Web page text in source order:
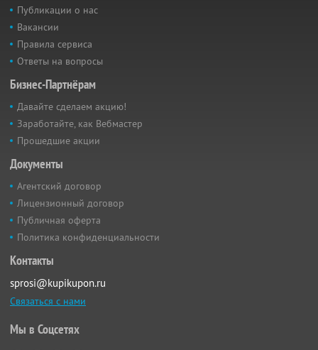
Публикации о нас
Вакансии
Правила сервиса
Ответы на вопросы
Бизнес-Партнёрам
Давайте сделаем акцию!
Заработайте, как Вебмастер
Прошедшие акции
Документы
Агентский договор
Лицензионный договор
Публичная оферта
Политика конфиденциальности
Контакты
sprosi@kupikupon.ru
Связаться с нами
Мы в Соцсетях